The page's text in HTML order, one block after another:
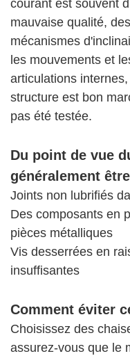
courant est souvent
mauvaise qualité,
mécanismes
les mouvements et
articulations
structure est bon
pas été testée.
Du point de vue
généralement
Joints non lubrifiés
Des composants en
pièces métalliques
Vis desserrées en
insuffisantes
Comment éviter
Choisissez des
assurez-vous que le